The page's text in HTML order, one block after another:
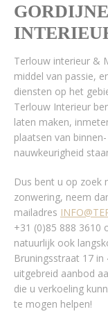
Terlouw interieur &
middel van passie,
diensten op het
Terlouw Interieur
laten maken,
plaatsen van
nauwkeurigheid
Dus bent u op zoek
zonwering, neem
mailadres
+31 (0)85 888 3610
natuurlijk ook
Bruningsstraat 17 in
uitgebreid aanbod
die u verkoeling
te mogen helpen!